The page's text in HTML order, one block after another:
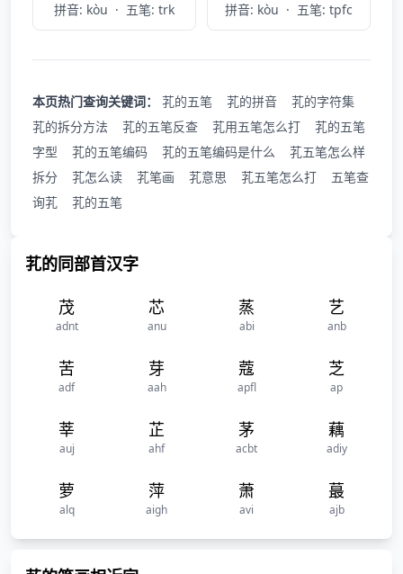
拼音: kòu · 五笔: trk 拼音: kòu · 五笔: tpfc
本页热门查询关键词： 芤的五笔 芤的拼音
芤的字符集
芤的拆分方法
芤的五笔反查 芤用五笔怎么打
芤的五笔
字型
芤的五笔编码 芤的五笔编码是什么
芤五笔怎么样
拆分
芤怎么读 芤笔画 芤意思 芤五笔怎么打
五笔查
询芤
芤的五笔
芤的同部首汉字
茂
adnt
芯
anu
蒸
abi
艺
anb
苦
adf
芽
aah
蔻
apfl
芝
ap
莘
auj
芷
ahf
茅
acbt
藕
adiy
萝
alq
萍
aigh
萧
avi
蕞
ajb